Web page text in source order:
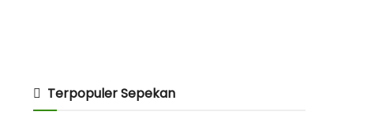
Terpopuler Sepekan